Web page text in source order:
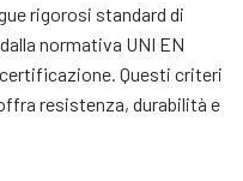
rigorosi standard di
normativa UNI EN
certificazione. Questi criteri
resistenza, durabilità e